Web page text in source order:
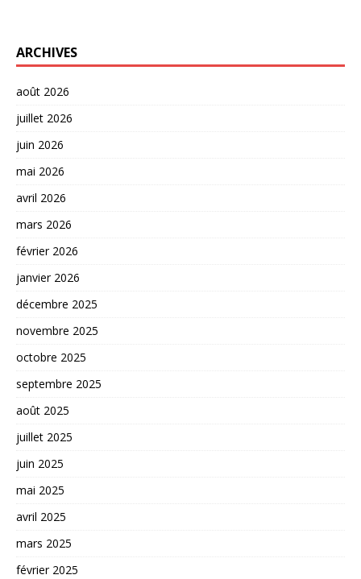
ARCHIVES
août 2026
juillet 2026
juin 2026
mai 2026
avril 2026
mars 2026
février 2026
janvier 2026
décembre 2025
novembre 2025
octobre 2025
septembre 2025
août 2025
juillet 2025
juin 2025
mai 2025
avril 2025
mars 2025
février 2025